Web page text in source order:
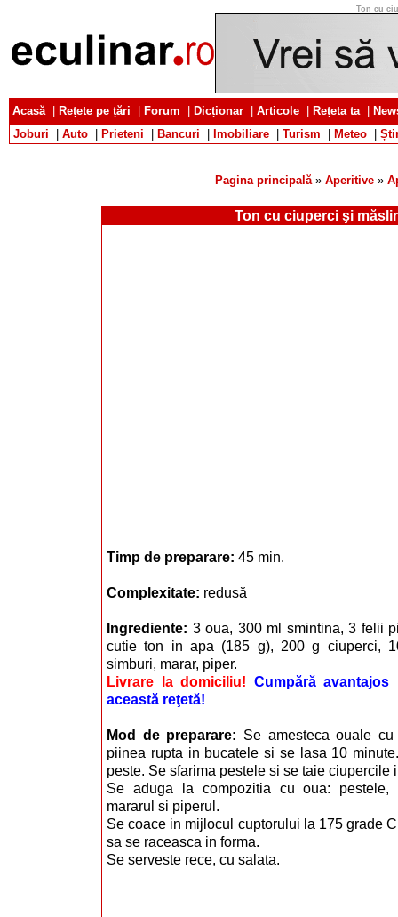
Ton cu
Acasă| Rețete pe țări Forum Dicționar Articole Rețeta ta|
Joburi
Auto Prieteni Bancuri Imobiliare Turism Meteo
Pagina principală» Aperitive »
Ton cu ciuperci şi
Timp de preparare: 45 min.
Complexitate: redusă
Ingrediente: 3 oua, 300 ml smintina, 3 felii
cutie ton in apa (185 g), 200 g ciuperci,
simburi, marar, piper.
Livrare la domiciliu! Cumpără avantajos
această reţetă!
Mod de preparare: Se amesteca ouale
piinea rupta in bucatele si se lasa 10
peste. Se sfarima pestele si se taie ciupercile
Se aduga la compozitia cu oua: pestele,
mararul si piperul.
Se coace in mijlocul cuptorului la 175 grade
sa se raceasca in forma.
Se serveste rece, cu salata.